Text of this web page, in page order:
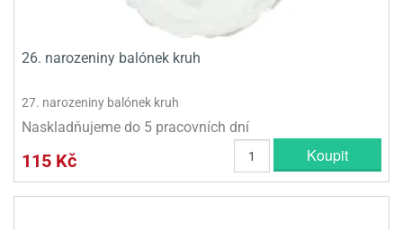
26. narozeniny balónek kruh
27. narozeniny balónek kruh
Naskladňujeme do 5 pracovních dní
115 Kč Koupit